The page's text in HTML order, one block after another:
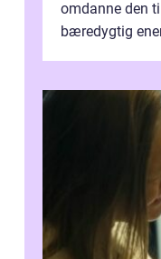
omdanne den
bæredygtig